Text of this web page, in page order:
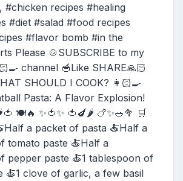
#chicken recipes #healing
#diet #salad #food recipes
#flavor bomb #in the
Please 🍲SUBSCRIBE to my
channel 🥣Like SHARE🙏🏻
SHOULD I COOK? 👩🏻‍🍳
Pasta: A Flavor Explosion!
🍽️🔥 ✨🍅✨ 🍅🍆🌶️ 🍗✨🥗🥦 🛒
a packet of pasta 🍝Half a
tomato paste 🍝Half a
pepper paste 🍝1 tablespoon of
🍝1 clove of garlic, a few basil